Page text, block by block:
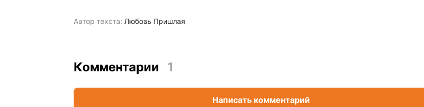
Автор текста: Любовь Пришлая
Комментарии 1
Написать комментарий